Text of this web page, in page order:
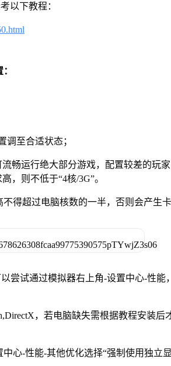
以下教程：
调至合适状态；
畅运行绝大部分游戏，配置较差的玩
，则不低于“4核/3G”。
得超过电脑核数的一半，否则会产生卡
尝试通过模拟器右上角-设置中心-性能
，若电脑缺失需根据教程安装后
心-性能-其他优化选择“强制使用独立显